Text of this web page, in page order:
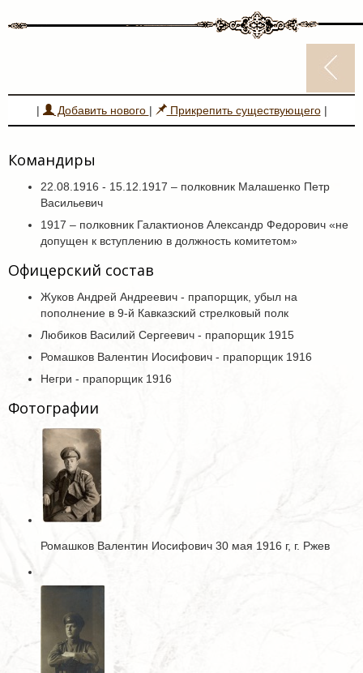
| Добавить нового | Прикрепить существующего|
Командиры
22.08.1916 - 15.12.1917 – полковник Малашенко Петр
Васильевич
1917 – полковник Галактионов Александр Федорович «не
допущен к вступлению в должность комитетом»
Офицерский состав
Жуков Андрей Андреевич - прапорщик, убыл на
пополнение в 9-й Кавказский стрелковый полк
Любиков Василий Сергеевич - прапорщик 1915
Ромашков Валентин Иосифович - прапорщик 1916
Негри - прапорщик 1916
Фотографии
Ромашков Валентин Иосифович 30 мая 1916 г, г. Ржев